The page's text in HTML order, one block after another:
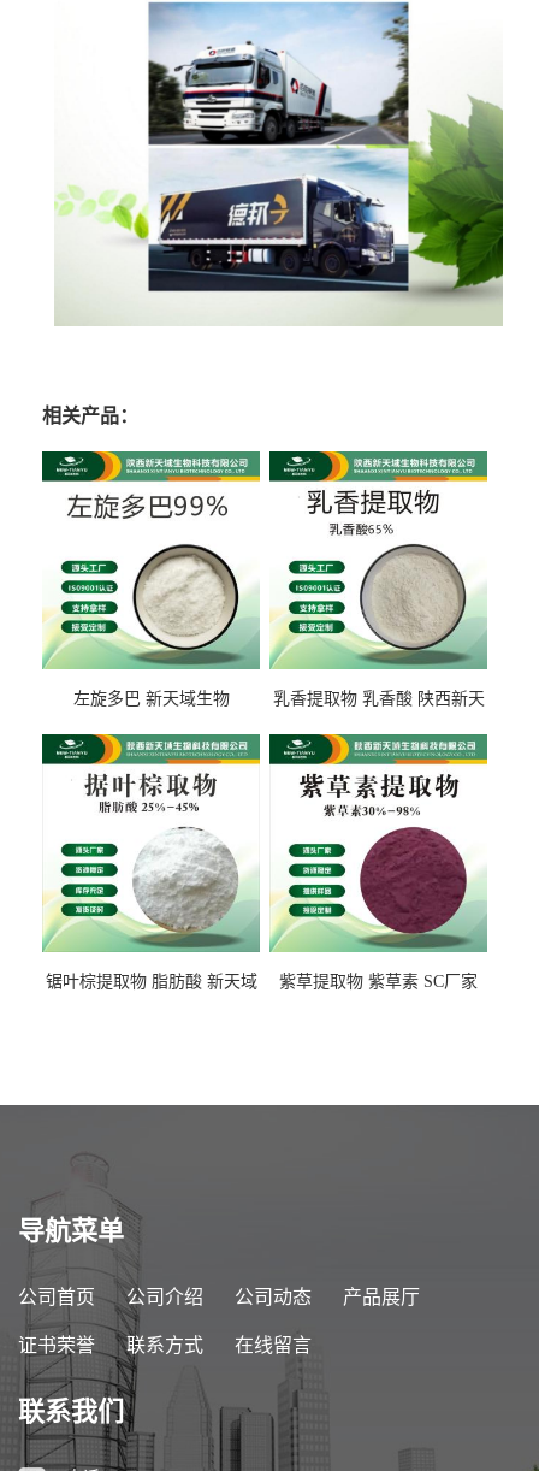
相关产品：
左旋多巴 新天域生物
乳香提取物 乳香酸 陕西新天
锯叶棕提取物 脂肪酸 新天域
紫草提取物 紫草素 SC厂家
导航菜单
公司首页 公司介绍 公司动态 产品展厅
证书荣誉 联系方式 在线留言
联系我们